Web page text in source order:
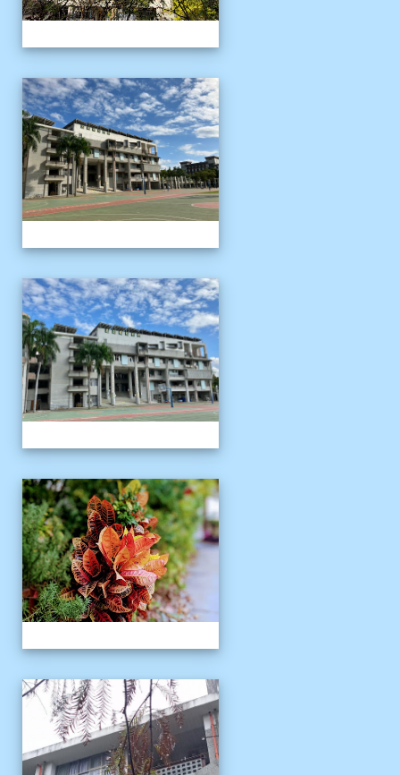
校園十年之美
校園十年之美
校園十年之美
校園十年之美